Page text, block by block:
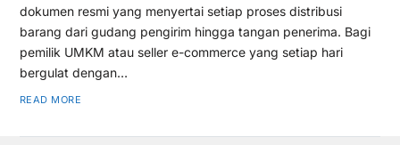
dokumen resmi yang menyertai setiap proses distribusi
barang dari gudang pengirim hingga tangan penerima. Bagi
pemilik UMKM atau seller e-commerce yang setiap hari
bergulat dengan…
READ MORE